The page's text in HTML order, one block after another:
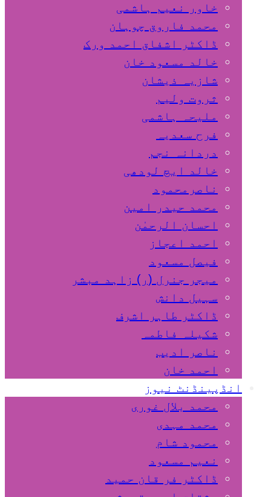
خاور نعیم ہاشمی
محمد فاروق چوہان
ڈاکٹر اشفاق احمد ورک
خالد مسعود خان
شازیہ ذیشان
ثروت ولیم
ملیحہ ہاشمی
فرح سعدیہ
دردانہ نجم
خالد ایچ لودھی
ناصرمحمود
محمد حیدر امین
احسان الرحمٰن
احمد اعجاز
فیصل مسعود
میجر جنرل (ر) زاہد مبشر
سہیل دانش
ڈاکٹر طاہر اشرف
شکیلہ فاطمہ
ناصر ادیب
احمد خان
انڈپینڈنٹ نیوز
محمد بلال غوری
محمد مہدی
محمود شام
نعیم مسعود
ڈاکٹر فر قان حمید